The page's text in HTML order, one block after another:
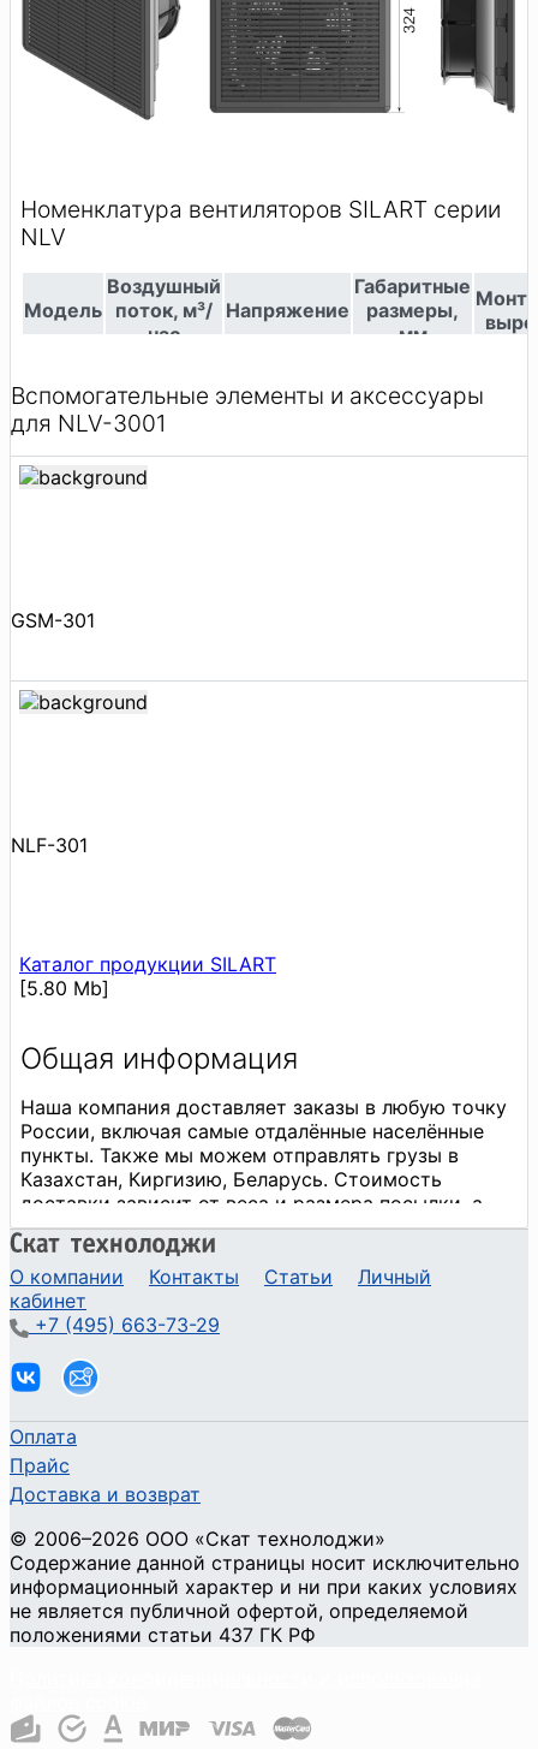
Вспомогательные элементы и аксессуары
для NLV-3001
GSM-301
NLF-301
Каталог продукции SILART
[5.80 Mb]
О компании Контакты Статьи
Личный
кабинет
+7 (495) 663-73-29
Оплата
Прайс
Доставка и возврат
© 2006–2026 ООО «Скат технолоджи»
Содержание данной страницы носит исключительно
информационный характер и ни при каких условиях
не является публичной офертой, определяемой
положениями статьи 437 ГК РФ